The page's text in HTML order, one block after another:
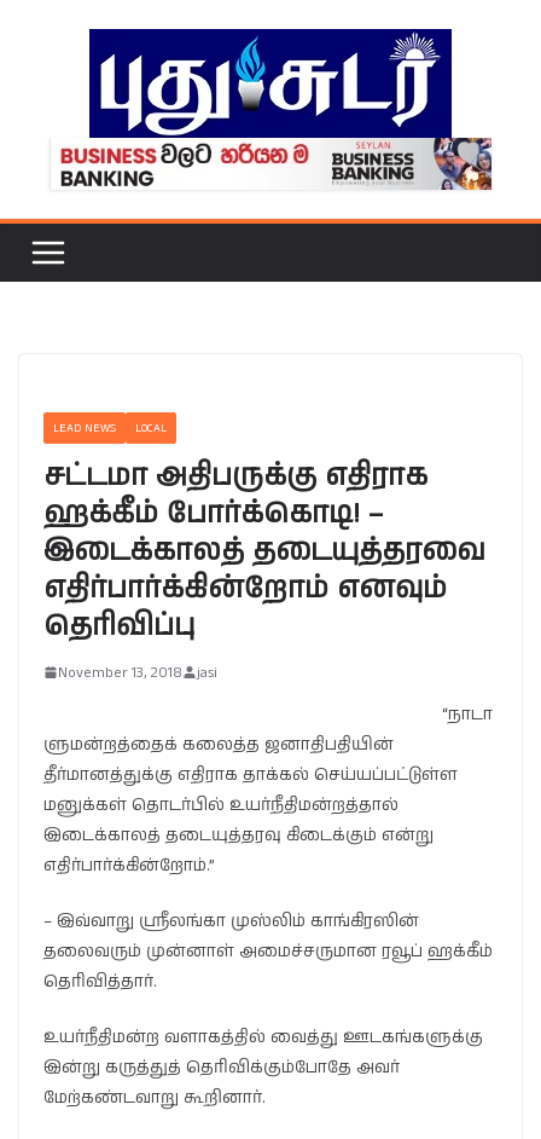
LEAD NEWS LOCAL
சட்டமா அதிபருக்கு எதிராக
ஹக்கீம் போர்க்கொடி! –
இடைக்காலத் தடையுத்தரவை
எதிர்பார்க்கின்றோம் எனவும்
தெரிவிப்பு
November 13, 2018 jasi
“நாடா
ளுமன்றத்தைக் கலைத்த ஜனாதிபதியின்
தீர்மானத்துக்கு எதிராக தாக்கல் செய்யப்பட்டுள்ள
மனுக்கள் தொடர்பில் உயர்நீதிமன்றத்தால்
இடைக்காலத் தடையுத்தரவு கிடைக்கும் என்று
எதிர்பார்க்கின்றோம்.”
– இவ்வாறு ஸ்ரீலங்கா முஸ்லிம் காங்கிரஸின்
தலைவரும் முன்னாள் அமைச்சருமான ரவூப் ஹக்கீம்
தெரிவித்தார்.
உயர்நீதிமன்ற வளாகத்தில் வைத்து ஊடகங்களுக்கு
இன்று கருத்துத் தெரிவிக்கும்போதே அவர்
மேற்கண்டவாறு கூறினார்.